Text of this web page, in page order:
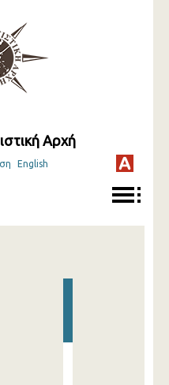
Αρχή
English